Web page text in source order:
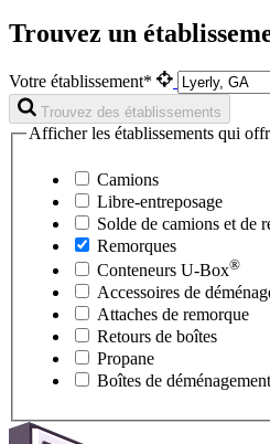
Trouvez un
Votre établissement*
Trouvez des établissements
Afficher les établissements qui
Camions
Libre-entreposage
Solde de camions et de
Remorques
Conteneurs U-Box®
Accessoires de
Attaches de remorque
Retours de boîtes
Propane
Boîtes de